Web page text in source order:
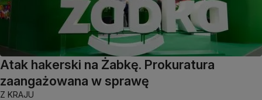
Atak hakerski na Żabkę. Prokuratura
zaangażowana w sprawę
Z KRAJU